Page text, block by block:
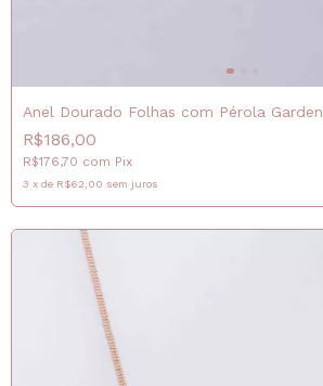
Anel Dourado Folhas com Pérola Garden
R$186,00
R$176,70 com Pix
3 x de R$62,00 sem juros